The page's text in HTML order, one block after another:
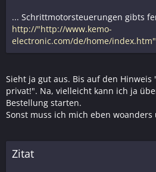
... Schrittmotorsteuerungen gibts
http://"http://www.kemo-
electronic.com/de/home/index.htm"
Sieht ja gut aus. Bis auf den Hinweis
privat!". Na, vielleicht kann ich ja
Bestellung starten.
Sonst muss ich mich eben woanders
Zitat